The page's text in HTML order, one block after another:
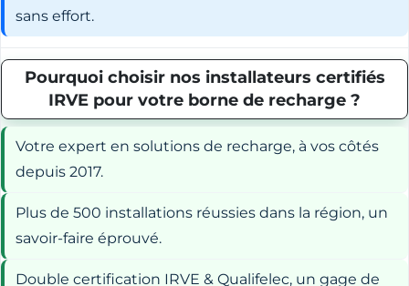
sans effort.
Pourquoi choisir nos installateurs certifiés
IRVE pour votre borne de recharge ?
Votre expert en solutions de recharge, à vos côtés
depuis 2017.
Plus de 500 installations réussies dans la région, un
savoir-faire éprouvé.
Double certification IRVE & Qualifelec, un gage de